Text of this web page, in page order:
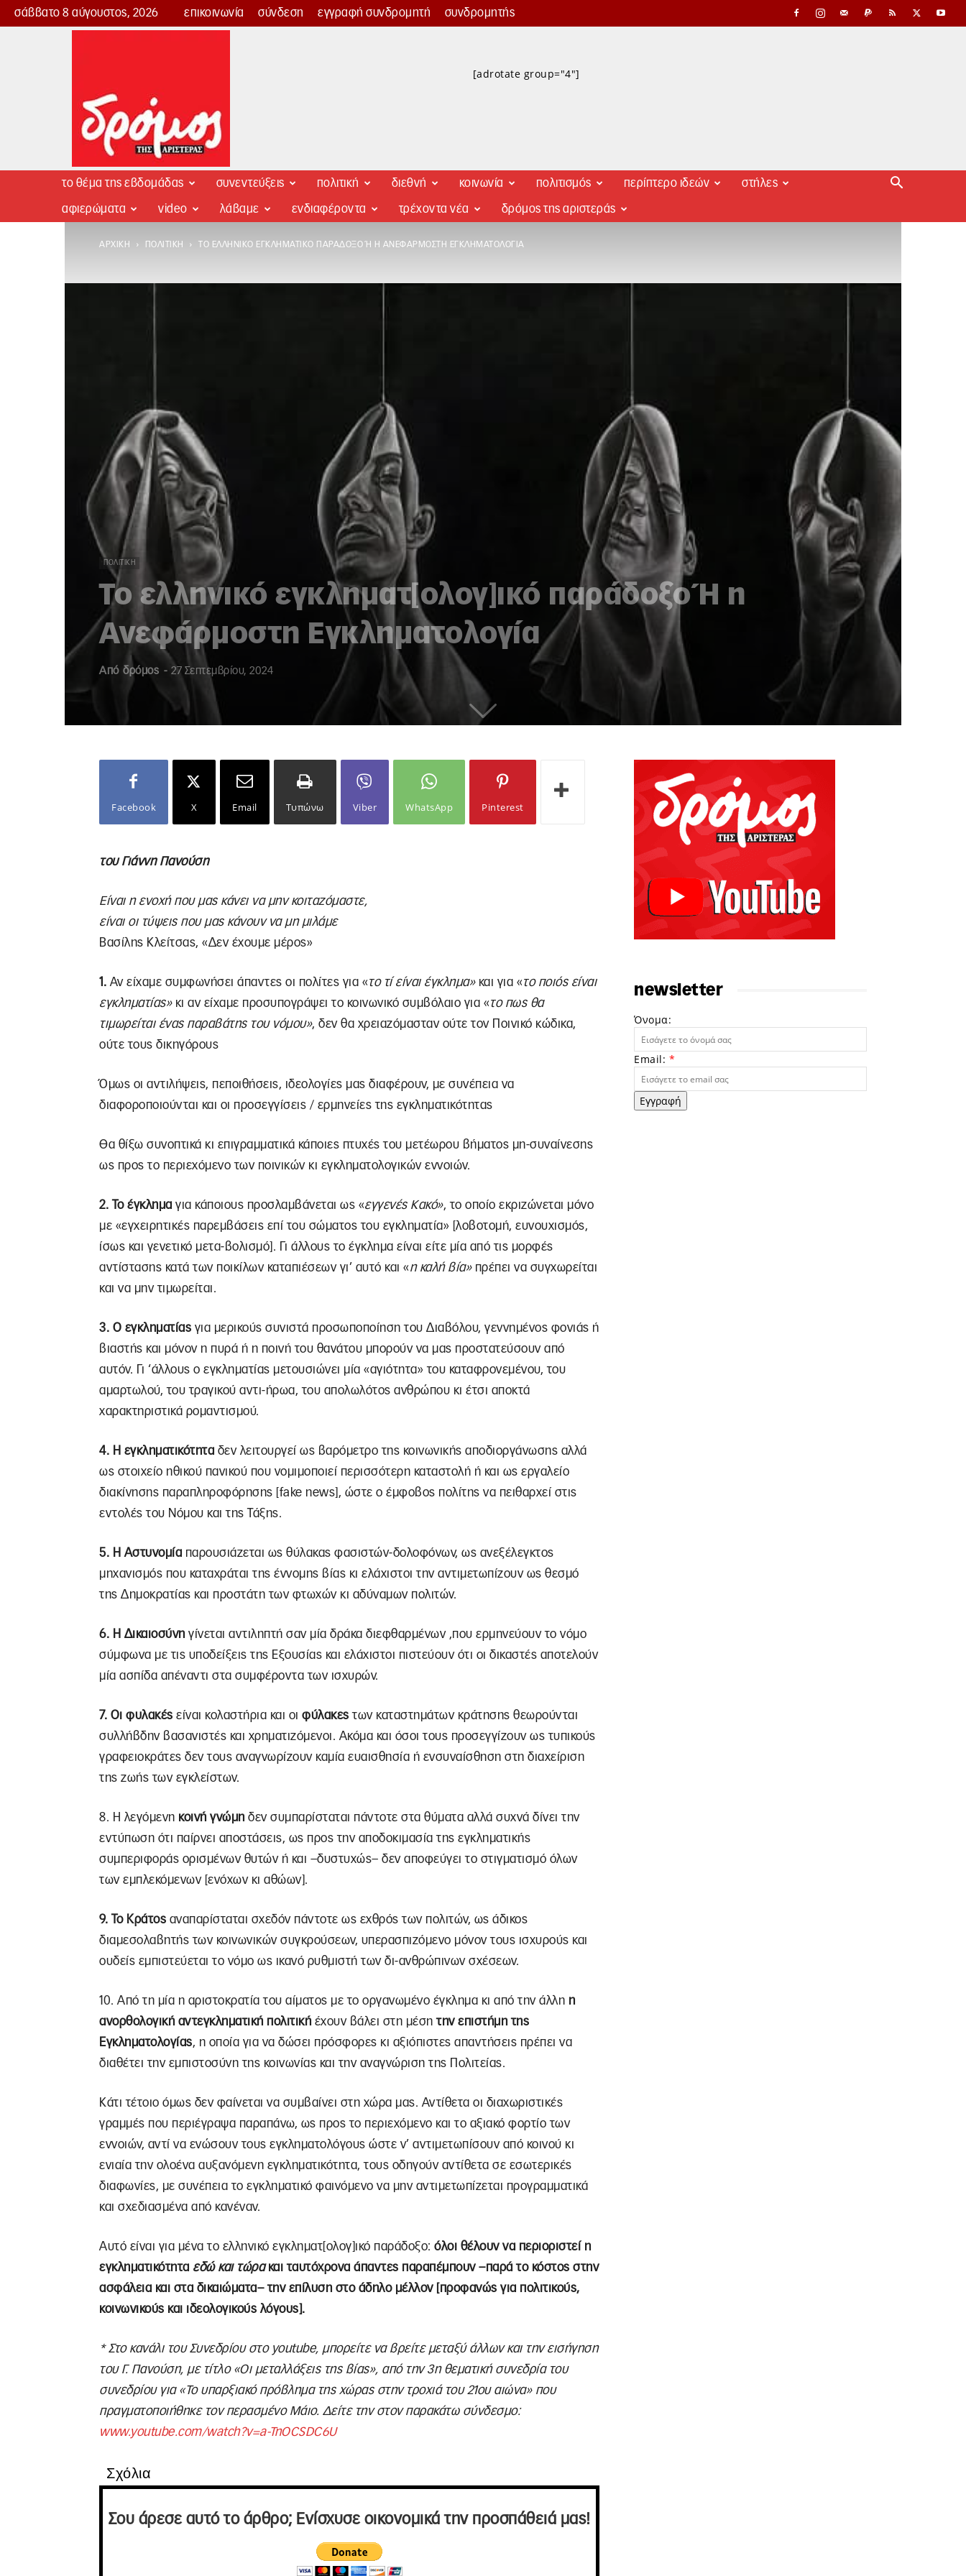
σάββατο 8 αύγουστος, 2026 επικοινωνία σύνδεση εγγραφή συνδρομητή συνδρομητής
Δρόμος
[adrotate group="4"]
το θέμα της εβδομάδας συνεντεύξεις πολιτική διεθνή κοινωνία πολιτισμός περίπτερο ιδεών στήλες
αφιερώματα video λάβαμε ενδιαφέροντα τρέχοντα νέα δρόμος της αριστεράς
ΑΡΧΙΚΉ ΠΟΛΙΤΙΚΉ ΤΟ ΕΛΛΗΝΙΚΌ ΕΓΚΛΗΜΑΤΙΚΌ ΠΑΡΆΔΟΞΟ Ή Η ΑΝΕΦΆΡΜΟΣΤΗ ΕΓΚΛΗΜΑΤΟΛΟΓΊΑ
ΠΟΛΙΤΙΚΉ
Το ελληνικό εγκληματ[ολογ]ικό παράδοξο Ή η
Ανεφάρμοστη Εγκληματολογία
Από δρόμος - 27 Σεπτεμβρίου, 2024
Facebook X Email Τυπώνω Viber WhatsApp Pinterest
του Γιάννη Πανούση
Είναι η ενοχή που μας κάνει να μην κοιταζόμαστε,
είναι οι τύψεις που μας κάνουν να μη μιλάμε
Βασίλης Κλείτσας, «Δεν έχουμε μέρος»
1. Αν είχαμε συμφωνήσει άπαντες οι πολίτες για «το τί είναι έγκλημα»και για «το ποιός είναι
εγκληματίας»κι αν είχαμε προσυπογράψει το κοινωνικό συμβόλαιο για «το πως θα
τιμωρείται ένας παραβάτης του νόμου», δεν θα χρειαζόμασταν ούτε τον Ποινικό κώδικα,
ούτε τους δικηγόρους
Όμως οι αντιλήψεις, πεποιθήσεις, ιδεολογίες μας διαφέρουν, με συνέπεια να
διαφοροποιούνται και οι προσεγγίσεις / ερμηνείες της εγκληματικότητας
Θα θίξω συνοπτικά κι επιγραμματικά κάποιες πτυχές του μετέωρου βήματος μη-συναίνεσης
ως προς το περιεχόμενο των ποινικών κι εγκληματολογικών εννοιών.
2. Το έγκλημα για κάποιους προσλαμβάνεται ως «εγγενές Κακό», το οποίο εκριζώνεται μόνο
με «εγχειρητικές παρεμβάσεις επί του σώματος του εγκληματία» [λοβοτομή, ευνουχισμός,
ίσως και γενετικό μετα-βολισμό]. Γι άλλους το έγκλημα είναι είτε μία από τις μορφές
αντίστασης κατά των ποικίλων καταπιέσεων γι’ αυτό και «η καλή βία»πρέπει να συγχωρείται
και να μην τιμωρείται.
3. Ο εγκληματίας για μερικούς συνιστά προσωποποίηση του Διαβόλου, γεννημένος φονιάς ή
βιαστής και μόνον η πυρά ή η ποινή του θανάτου μπορούν να μας προστατεύσουν από
αυτόν. Γι ‘άλλους ο εγκληματίας μετουσιώνει μία «αγιότητα» του καταφρονεμένου, του
αμαρτωλού, του τραγικού αντι-ήρωα, του απολωλότος ανθρώπου κι έτσι αποκτά
χαρακτηριστικά ρομαντισμού.
4. H εγκληματικότητα δεν λειτουργεί ως βαρόμετρο της κοινωνικής αποδιοργάνωσης αλλά
ως στοιχείο ηθικού πανικού που νομιμοποιεί περισσότερη καταστολή ή και ως εργαλείο
διακίνησης παραπληροφόρησης [fake news], ώστε ο έμφοβος πολίτης να πειθαρχεί στις
εντολές του Νόμου και της Τάξης.
5. Η Αστυνομία παρουσιάζεται ως θύλακας φασιστών-δολοφόνων, ως ανεξέλεγκτος
μηχανισμός που καταχράται της έννομης βίας κι ελάχιστοι την αντιμετωπίζουν ως θεσμό
της Δημοκρατίας και προστάτη των φτωχών κι αδύναμων πολιτών.
6. Η Δικαιοσύνη γίνεται αντιληπτή σαν μία δράκα διεφθαρμένων ,που ερμηνεύουν το νόμο
σύμφωνα με τις υποδείξεις της Εξουσίας και ελάχιστοι πιστεύουν ότι οι δικαστές αποτελούν
μία ασπίδα απέναντι στα συμφέροντα των ισχυρών.
7. Οι φυλακές είναι κολαστήρια και οι φύλακες των καταστημάτων κράτησης θεωρούνται
συλλήβδην βασανιστές και χρηματιζόμενοι. Ακόμα και όσοι τους προσεγγίζουν ως τυπικούς
γραφειοκράτες δεν τους αναγνωρίζουν καμία ευαισθησία ή ενσυναίσθηση στη διαχείριση
της ζωής των εγκλείστων.
8. Η λεγόμενη κοινή γνώμη δεν συμπαρίσταται πάντοτε στα θύματα αλλά συχνά δίνει την
εντύπωση ότι παίρνει αποστάσεις, ως προς την αποδοκιμασία της εγκληματικής
συμπεριφοράς ορισμένων θυτών ή και –δυστυχώς– δεν αποφεύγει το στιγματισμό όλων
των εμπλεκόμενων [ενόχων κι αθώων].
9. Το Κράτος αναπαρίσταται σχεδόν πάντοτε ως εχθρός των πολιτών, ως άδικος
διαμεσολαβητής των κοινωνικών συγκρούσεων, υπερασπιζόμενο μόνον τους ισχυρούς και
ουδείς εμπιστεύεται το νόμο ως ικανό ρυθμιστή των δι-ανθρώπινων σχέσεων.
10. Aπό τη μία η αριστοκρατία του αίματος με το οργανωμένο έγκλημα κι από την άλλη η
ανορθολογική αντεγκληματική πολιτική έχουν βάλει στη μέσητην επιστήμη της
Εγκληματολογίας, η οποία για να δώσει πρόσφορες κι αξιόπιστες απαντήσεις πρέπει να
διαθέτει την εμπιστοσύνη της κοινωνίας και την αναγνώριση της Πολιτείας.
Κάτι τέτοιο όμως δεν φαίνεται να συμβαίνει στη χώρα μας. Αντίθετα οι διαχωριστικές
γραμμές που περιέγραψα παραπάνω, ως προς το περιεχόμενο και το αξιακό φορτίο των
εννοιών, αντί να ενώσουν τους εγκληματολόγους ώστε ν’ αντιμετωπίσουν από κοινού κι
ενιαία την ολοένα αυξανόμενη εγκληματικότητα, τους οδηγούν αντίθετα σε εσωτερικές
διαφωνίες, με συνέπεια το εγκληματικό φαινόμενο να μην αντιμετωπίζεται προγραμματικά
και σχεδιασμένα από κανέναν.
Αυτό είναι για μένα το ελληνικό εγκληματ[ολογ]ικό παράδοξο: όλοι θέλουν να περιοριστεί η
εγκληματικότητα εδώ και τώρακαι ταυτόχρονα άπαντες παραπέμπουν –παρά το κόστος στην
ασφάλεια και στα δικαιώματα– την επίλυση στο άδηλο μέλλον [προφανώς για πολιτικούς,
κοινωνικούς και ιδεολογικούς λόγους].
* Στο κανάλι του Συνεδρίου στο youtube, μπορείτε να βρείτε μεταξύ άλλων και την εισήγηση
του Γ. Πανούση, με τίτλο «Οι μεταλλάξεις της βίας», από την 3η θεματική συνεδρία του
συνεδρίου για «Το υπαρξιακό πρόβλημα της χώρας στην τροχιά του 21ου αιώνα» που
πραγματοποιήθηκε τον περασμένο Μάιο. Δείτε την στον παρακάτω σύνδεσμο:
www.youtube.com/watch?v=a-TnOCSDC6U
Σχόλια
Σου άρεσε αυτό το άρθρο; Ενίσχυσε οικονομικά την προσπάθειά μας!
newsletter
Όνομα:
Email: *
Εγγραφή